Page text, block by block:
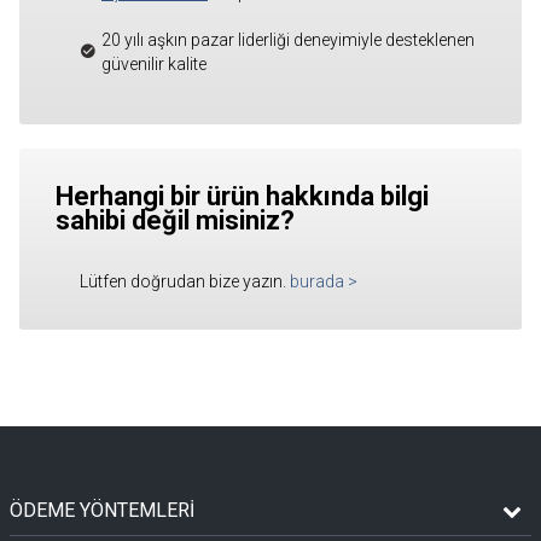
20 yılı aşkın pazar liderliği deneyimiyle desteklenen
güvenilir kalite
Herhangi bir ürün hakkında bilgi
sahibi değil misiniz?
Lütfen doğrudan bize yazın. burada >
ÖDEME YÖNTEMLERİ